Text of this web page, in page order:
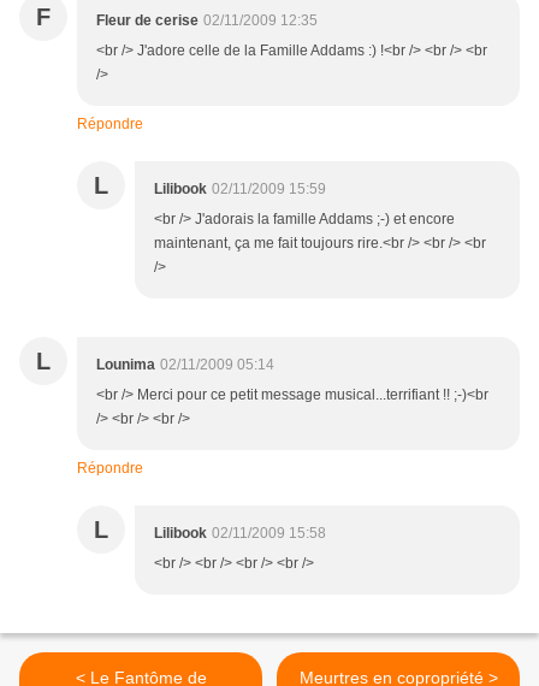
F Fleur de cerise 02/11/2009 12:35
<br /> J'adore celle de la Famille Addams :) !<br /> <br /> <br
/>
Répondre
L Lilibook 02/11/2009 15:59
<br /> J'adorais la famille Addams ;-) et encore
maintenant, ça me fait toujours rire.<br /> <br /> <br
/>
L Lounima 02/11/2009 05:14
<br /> Merci pour ce petit message musical...terrifiant !! ;-)<br
/> <br /> <br />
Répondre
L Lilibook 02/11/2009 15:58
<br /> <br /> <br /> <br />
< Le Fantôme de
Meurtres en copropriété >